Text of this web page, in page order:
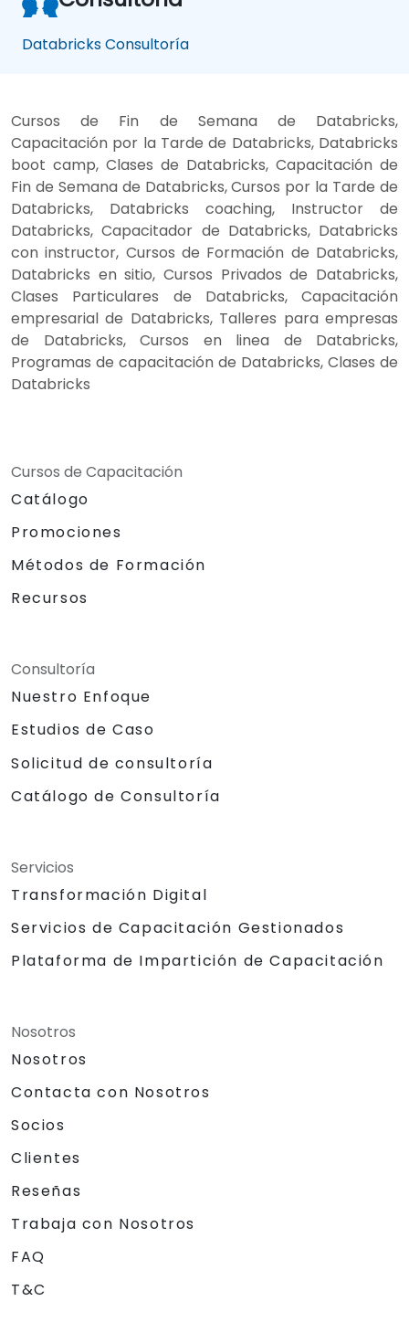
Databricks Consultoría
Cursos de Fin de Semana de Databricks,
Capacitación por la Tarde de Databricks, Databricks
boot camp, Clases de Databricks, Capacitación de
Fin de Semana de Databricks, Cursos por la Tarde de
Databricks, Databricks coaching, Instructor de
Databricks, Capacitador de Databricks, Databricks
con instructor, Cursos de Formación de Databricks,
Databricks en sitio, Cursos Privados de Databricks,
Clases Particulares de Databricks, Capacitación
empresarial de Databricks, Talleres para empresas
de Databricks, Cursos en linea de Databricks,
Programas de capacitación de Databricks, Clases de
Databricks
Cursos de Capacitación
Catálogo
Promociones
Métodos de Formación
Recursos
Consultoría
Nuestro Enfoque
Estudios de Caso
Solicitud de consultoría
Catálogo de Consultoría
Servicios
Transformación Digital
Servicios de Capacitación Gestionados
Plataforma de Impartición de Capacitación
Nosotros
Nosotros
Contacta con Nosotros
Socios
Clientes
Reseñas
Trabaja con Nosotros
FAQ
T&C